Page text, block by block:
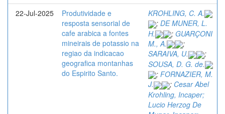
22-Jul-2025
Produtividade e
resposta sensorial de
cafe arabica a fontes
mineirais de potassio na
regiao da indicacao
geografica montanhas
do Espirito Santo.
KROHLING, C. A.
; DE MUNER, L.
H.
; GUARÇONI
M., A.
;
SARAIVA, U.
;
SOUSA, D. G. de.
; FORNAZIER, M.
J.
; Cesar Abel
Krohling, Incaper;
Lucio Herzog De